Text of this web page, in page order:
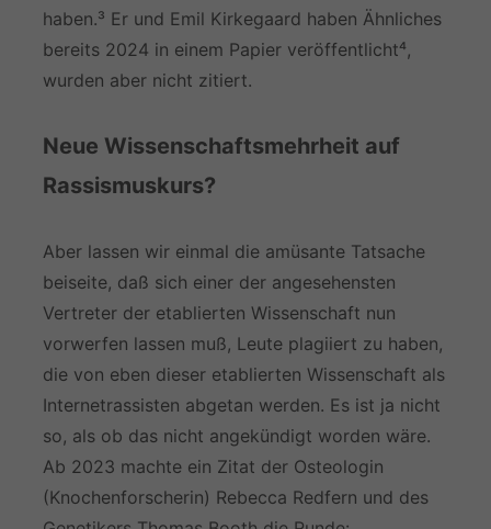
haben.³ Er und Emil Kirkegaard haben Ähnliches
bereits 2024 in einem Papier veröffentlicht⁴,
wurden aber nicht zitiert.
Neue Wissenschaftsmehrheit auf
Rassismuskurs?
Aber lassen wir einmal die amüsante Tatsache
beiseite, daß sich einer der angesehensten
Vertreter der etablierten Wissenschaft nun
vorwerfen lassen muß, Leute plagiiert zu haben,
die von eben dieser etablierten Wissenschaft als
Internetrassisten abgetan werden. Es ist ja nicht
so, als ob das nicht angekündigt worden wäre.
Ab 2023 machte ein Zitat der Osteologin
(Knochenforscherin) Rebecca Redfern und des